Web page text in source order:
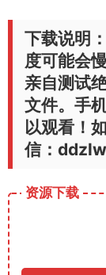
下载说明
度可能会
亲自测试
文件。手
以观看！
信：
资源下载